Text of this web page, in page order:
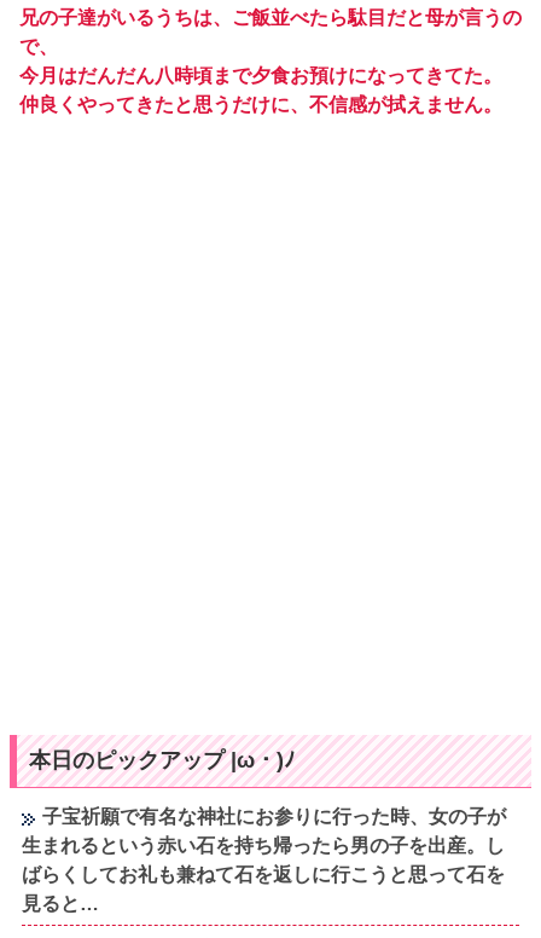
兄の子達がいるうちは、ご飯並べたら駄目だと母が言うの
で、
今月はだんだん八時頃まで夕食お預けになってきてた。
仲良くやってきたと思うだけに、不信感が拭えません。
本日のピックアップ |ω・)ﾉ
子宝祈願で有名な神社にお参りに行った時、女の子が
生まれるという赤い石を持ち帰ったら男の子を出産。し
ばらくしてお礼も兼ねて石を返しに行こうと思って石を
見ると…